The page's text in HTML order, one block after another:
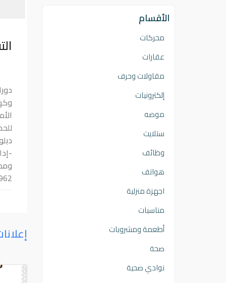
-
الأقسام
محركات
عقارات
مقاولات وحرف
إلكترونيات
موضه
ستلايت
وظائف
هواتف
اجهزة منزلية
مناسبات
أطعمة ومشروبات
صحة
نوادي صحية